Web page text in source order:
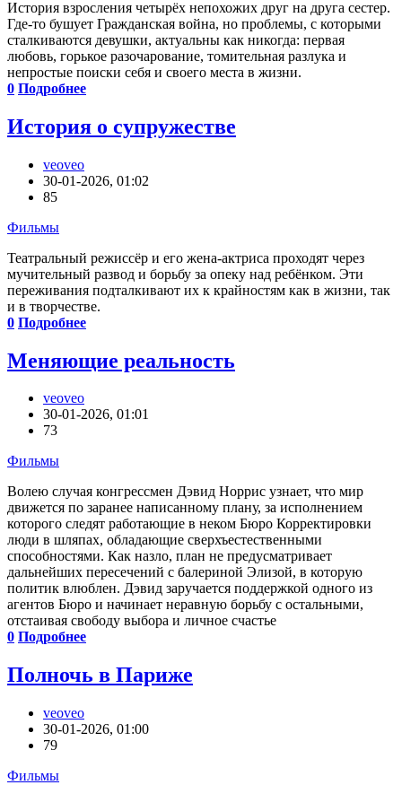
История взросления четырёх непохожих друг на друга сестер.
Где-то бушует Гражданская война, но проблемы, с которыми
сталкиваются девушки, актуальны как никогда: первая
любовь, горькое разочарование, томительная разлука и
непростые поиски себя и своего места в жизни.
0 Подробнее
История о супружестве
veoveo
30-01-2026, 01:02
85
Фильмы
Театральный режиссёр и его жена-актриса проходят через
мучительный развод и борьбу за опеку над ребёнком. Эти
переживания подталкивают их к крайностям как в жизни, так
и в творчестве.
0 Подробнее
Меняющие реальность
veoveo
30-01-2026, 01:01
73
Фильмы
Волею случая конгрессмен Дэвид Норрис узнает, что мир
движется по заранее написанному плану, за исполнением
которого следят работающие в неком Бюро Корректировки
люди в шляпах, обладающие сверхъестественными
способностями. Как назло, план не предусматривает
дальнейших пересечений с балериной Элизой, в которую
политик влюблен. Дэвид заручается поддержкой одного из
агентов Бюро и начинает неравную борьбу с остальными,
отстаивая свободу выбора и личное счастье
0 Подробнее
Полночь в Париже
veoveo
30-01-2026, 01:00
79
Фильмы